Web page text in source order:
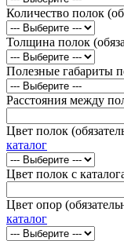
Количество полок
Толщина полок
Полезные габариты
Расстояния между
Цвет полок
каталог
Цвет полок с
Цвет опор
каталог